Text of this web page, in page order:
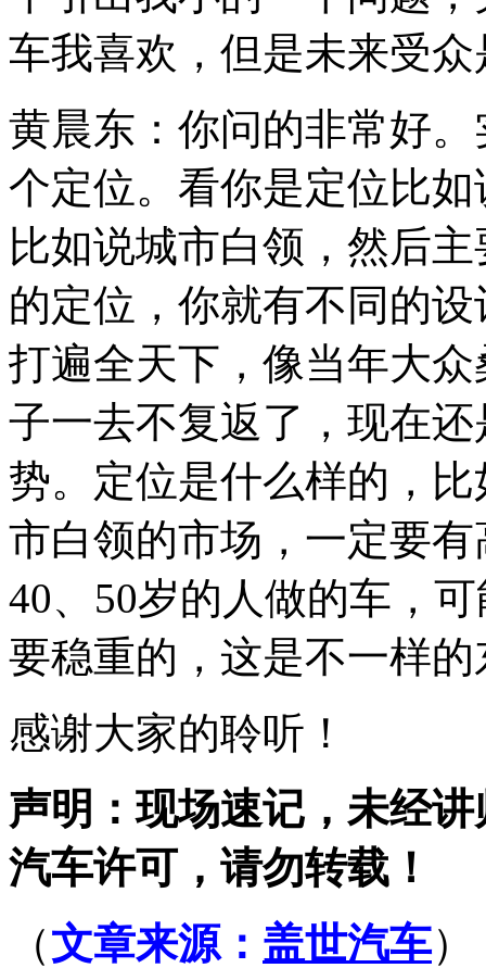
车我喜欢，但是未来受
黄晨东：你问的非常好
个定位。看你是定位比
比如说城市白领，然后
的定位，你就有不同的
打遍全天下，像当年大
子一去不复返了，现在
势。定位是什么样的，
市白领的市场，一定要
40、50岁的人做的车，
要稳重的，这是不一样的
感谢大家的聆听！
声明：现场速记，未经
汽车许可，请勿转载！
（文章来源： 盖世汽车）